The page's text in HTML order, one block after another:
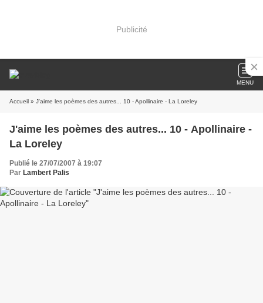
Publicité
MENU
Accueil » J'aime les poèmes des autres... 10 - Apollinaire - La Loreley
J'aime les poèmes des autres... 10 - Apollinaire -
La Loreley
Publié le 27/07/2007 à 19:07
Par Lambert Palis